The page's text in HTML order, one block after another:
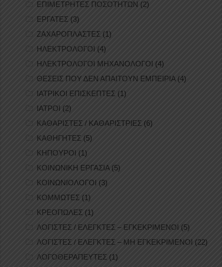
ΕΠΙΜΕΤΡΗΤΕΣ ΠΟΣΟΤΗΤΩΝ (2)
ΕΡΓΑΤΕΣ (3)
ΖΑΧΑΡΟΠΛΑΣΤΕΣ (1)
ΗΛΕΚΤΡΟΛΟΓΟΙ (4)
ΗΛΕΚΤΡΟΛΟΓΟΙ ΜΗΧΑΝΟΛΟΓΟΙ (4)
ΘΕΣΕΙΣ ΠΟΥ ΔΕΝ ΑΠΑΙΤΟΥΝ ΕΜΠΕΙΡΙΑ(4)
ΙΑΤΡΙΚΟΙ ΕΠΙΣΚΕΠΤΕΣ (1)
ΙΑΤΡΟΙ (2)
ΚΑΘΑΡΙΣΤΕΣ / ΚΑΘΑΡΙΣΤΡΙΕΣ (6)
ΚΑΘΗΓΗΤΕΣ (5)
ΚΗΠΟΥΡΟΙ (1)
ΚΟΙΝΩΝΙΚΗ ΕΡΓΑΣΙΑ (5)
ΚΟΙΝΩΝΙΟΛΟΓΟΙ (3)
ΚΟΜΜΩΤΕΣ (1)
ΚΡΕΟΠΩΛΕΣ (1)
ΛΟΓΙΣΤΕΣ / ΕΛΕΓΚΤΕΣ – ΕΓΚΕΚΡΙΜΕΝΟΙ (5)
ΛΟΓΙΣΤΕΣ / ΕΛΕΓΚΤΕΣ – ΜΗ ΕΓΚΕΚΡΙΜΕΝΟΙ (22)
ΛΟΓΟΘΕΡΑΠΕΥΤΕΣ (1)